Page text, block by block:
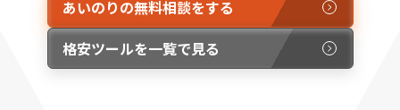
あいのりの無料相談をする
格安ツールを一覧で見る